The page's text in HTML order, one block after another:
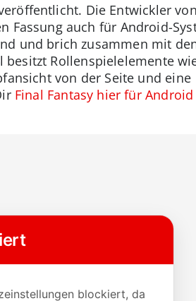
Die Entwickler
Fassung auch für Android-
und brich zusammen mit
besitzt Rollenspielelemente
von der Seite und eine
Final Fantasy hier für